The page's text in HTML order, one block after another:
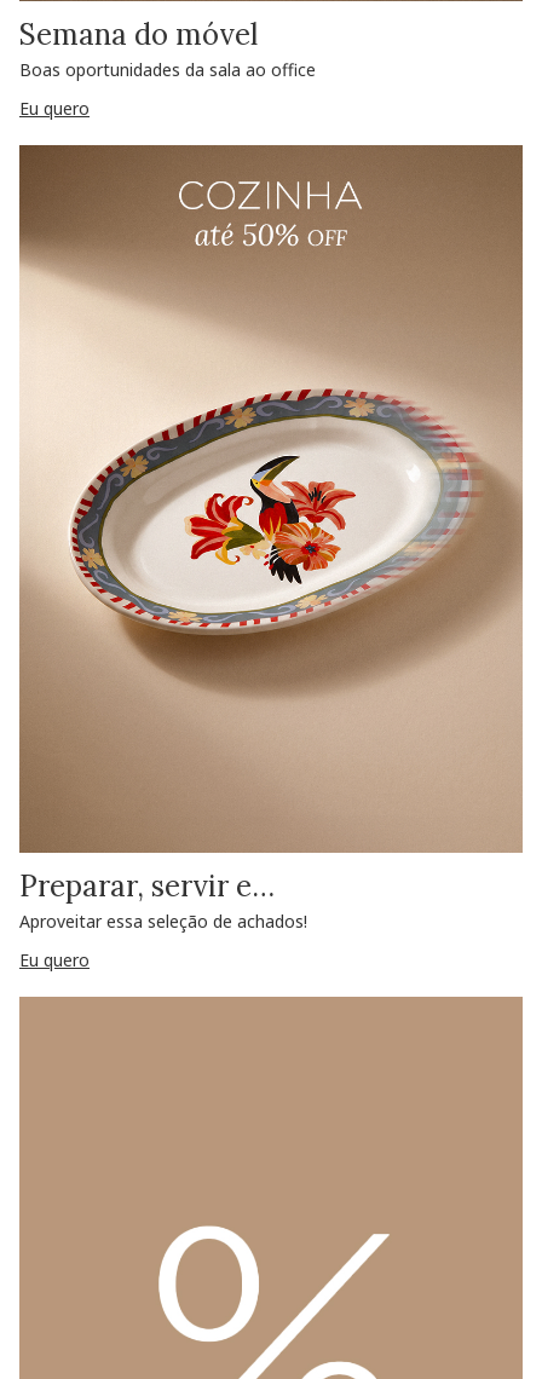
Semana do móvel
Boas oportunidades da sala ao office
Eu quero
Preparar, servir e…
Aproveitar essa seleção de achados!
Eu quero